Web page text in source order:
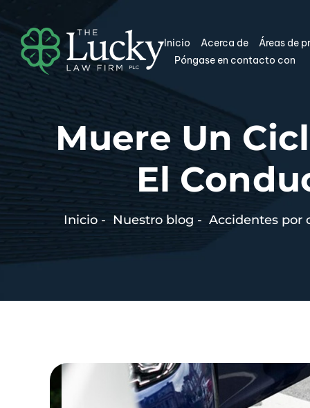
Inicio Acerca de
Áreas de
Póngase en contacto con
Muere Un
El
Inicio - Nuestro blog - Accidentes por